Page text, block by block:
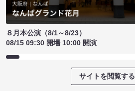
８月本公演（8/1～8/23）
08/15 09:30 開場 10:00 開演
サイトを閲覧する